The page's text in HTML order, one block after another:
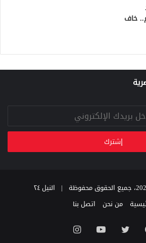
خاف
النيل ٢٤
من نحن اتصل بنا
فيسبوك تويتر يوتيوب